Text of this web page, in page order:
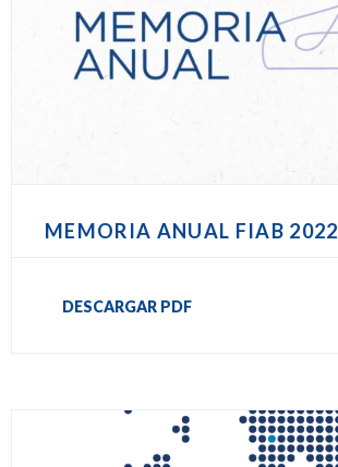
MEMORIA ANUAL FIAB 2022
DESCARGAR PDF